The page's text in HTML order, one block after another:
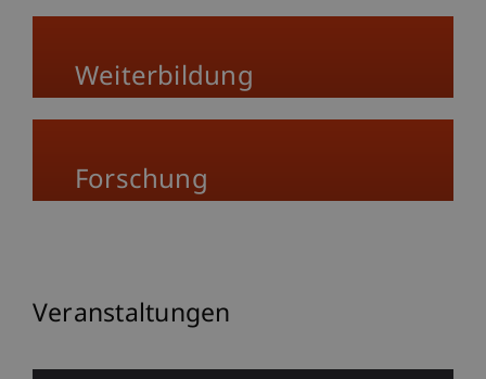
Weiterbildung
Forschung
Veranstaltungen